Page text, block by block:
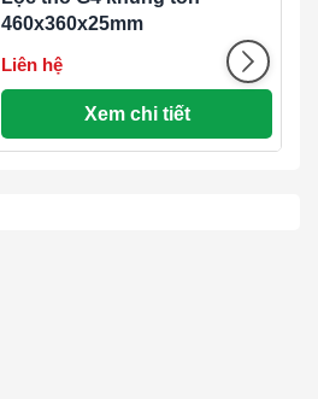
460x360x25mm
Liên hệ
Xem chi tiết